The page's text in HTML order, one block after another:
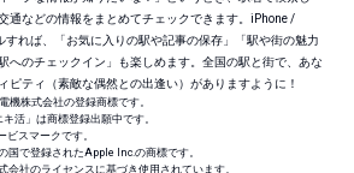
通などの情報をまとめてチェックできます。iPhone /
れば、「お気に入りの駅や記事の保存」「駅や街の魅力
へのチェックイン」も楽しめます。全国の駅と街で、あな
ピティ（素敵な偶然との出逢い）がありますように！
機株式会社の登録商標です。
活」は商標登録出願中です。
ビスマークです。
国で登録されたApple Inc.の商標です。
会社のライセンスに基づき使用されています。